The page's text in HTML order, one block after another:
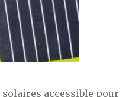
accessible pour